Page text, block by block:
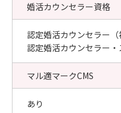
婚活カウンセラー資格
認定婚活カウンセラー（
認定婚活カウンセラー・
マル適マークCMS
あり